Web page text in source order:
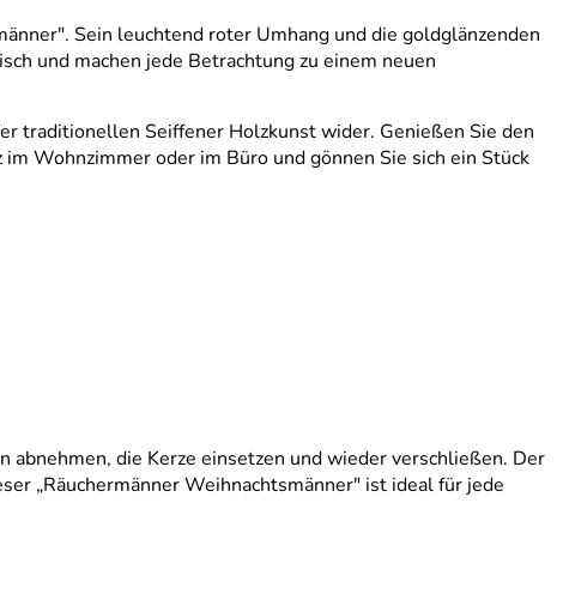
Sein leuchtend roter Umhang und die goldglänzenden
und machen jede Betrachtung zu einem neuen
traditionellen Seiffener Holzkunst wider. Genießen Sie den
Wohnzimmer oder im Büro und gönnen Sie sich ein Stück
abnehmen, die Kerze einsetzen und wieder verschließen. Der
„Räuchermänner Weihnachtsmänner" ist ideal für jede